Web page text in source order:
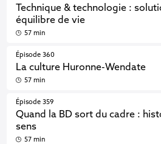
Technique & technologie :
équilibre de vie
57 min
Épisode 360
La culture Huronne-Wendate
57 min
Épisode 359
Quand la BD sort du cadre :
sens
57 min